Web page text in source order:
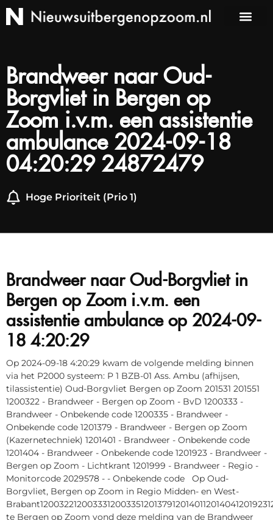
Brandweer naar Oud-
Borgvliet in Bergen op
Zoom i.v.m. een assistentie
ambulance 2024-09-18
04:20:29 24872479
Hoge Prioriteit (Prio 1)
Brandweer naar Oud-Borgvliet in
Bergen op Zoom i.v.m. een
assistentie ambulance op 2024-09-
18 4:20:29
Op 2024-09-18 4:20:29 kwam de volgende melding binnen
via het P2000 systeem: P 1 BZB-01 Ass. Ambu (afhijsen,
tilassistentie) Oud-Borgvliet Bergen op Zoom 201531 201551
1200322 - Brandweer - Bergen op Zoom - BvD 1200333 -
Brandweer - Onbekende code 1200335 - Brandweer -
Onbekende code 1201379 - Brandweer - Bergen op Zoom
(Kazernetechniek) 1201401 - Brandweer - Onbekende code
1201404 - Brandweer - Onbekende code 1201923 - Brandweer -
Bergen op Zoom - Lichtkrant 1201999 - Brandweer - Regio -
Monitorcode 2029578 - - Onbekende code Op Oud-
Borgvliet, Bergen op Zoom in Regio Midden- en West-
te Bergen op Zoom vond deze melding van de Brandweer